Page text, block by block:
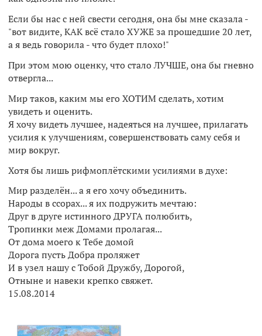
Если бы нас с ней свести сегодня, она бы мне сказала -
"вот видите, КАК всё стало ХУЖЕ за прошедшие 20 лет,
а я ведь говорила - что будет плохо!"
При этом мою оценку, что стало ЛУЧШЕ, она бы гневно
отвергла...
Мир таков, каким мы его ХОТИМ сделать, хотим
увидеть и оценить.
Я хочу видеть лучшее, надеяться на лучшее, прилагать
усилия к улучшениям, совершенствовать саму себя и
мир вокруг.
Хотя бы лишь рифмоплётскими усилиями в духе:
Мир разделён... а я его хочу объединить.
Народы в ссорах... я их подружить мечтаю:
Друг в друге истинного ДРУГА полюбить,
Тропинки меж Домами пролагая...
От дома моего к Тебе домой
Дорога пусть Добра проляжет
И в узел нашу с Тобой Дружбу, Дорогой,
Отныне и навеки крепко свяжет.
15.08.2014